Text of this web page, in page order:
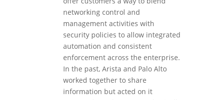
networking control and
management activities with
security policies to allow integrated
automation and consistent
enforcement across the enterprise.
In the past, Arista and Palo Alto
worked together to share
information but acted on it